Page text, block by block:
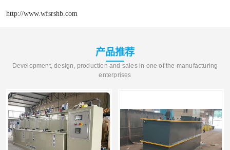
http://www.wfsrshb.com
产品推荐
Development, design, production and sales in one of the manufacturing
enterprises